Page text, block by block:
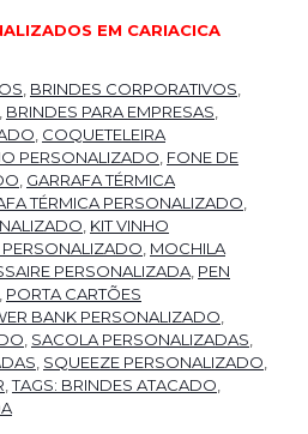
EM CARIACICA
BRINDES CORPORATIVOS
BRINDES PARA EMPRESAS
COQUETELEIRA
PERSONALIZADO FONE DE
GARRAFA TÉRMICA
TÉRMICA PERSONALIZADO
KIT VINHO
PERSONALIZADO MOCHILA
PERSONALIZADA PEN
PORTA CARTÕES
BANK PERSONALIZADO
SACOLA PERSONALIZADAS
SQUEEZE PERSONALIZADO
,TAGS: BRINDES ATACADO